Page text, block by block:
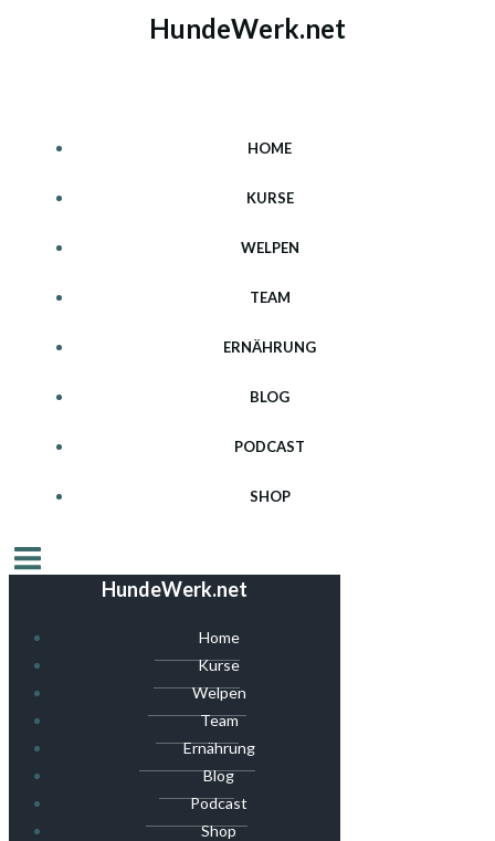
HundeWerk.net
HOME
KURSE
WELPEN
TEAM
ERNÄHRUNG
BLOG
PODCAST
SHOP
HundeWerk.net
Home
Kurse
Welpen
Team
Ernährung
Blog
Podcast
Shop